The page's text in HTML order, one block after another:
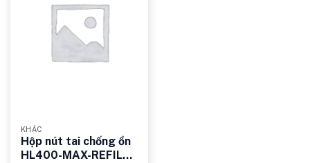
KHÁC
Hộp nút tai chống ồn
HL400-MAX-REFILL